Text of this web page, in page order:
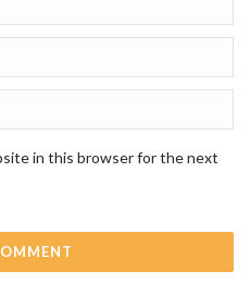
in this browser for the next